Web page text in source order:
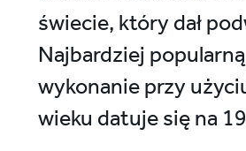
świecie, który dał
Najbardziej
wykonanie przy
wieku datuje się na